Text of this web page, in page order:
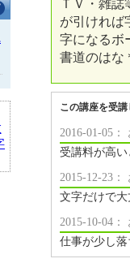
ＴＶ・雑
が引ければ
字になるボ
書道のは
この講座を受
2016-01-05
受講料が高
2015-12-23
文字だけで
2015-10-04
仕事が少し